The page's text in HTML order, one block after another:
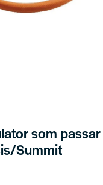
som passar
Summit